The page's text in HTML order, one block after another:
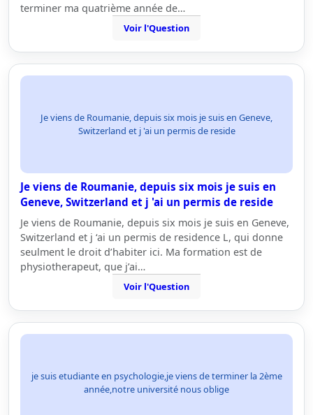
terminer ma quatrième année de…
Voir l'Question
Je viens de Roumanie, depuis six mois je suis en Geneve,
Switzerland et j 'ai un permis de reside
Je viens de Roumanie, depuis six mois je suis en
Geneve, Switzerland et j 'ai un permis de reside
Je viens de Roumanie, depuis six mois je suis en Geneve,
Switzerland et j ‘ai un permis de residence L, qui donne
seulment le droit d’habiter ici. Ma formation est de
physiotherapeut, que j’ai…
Voir l'Question
je suis etudiante en psychologie,je viens de terminer la 2ème
année,notre université nous oblige